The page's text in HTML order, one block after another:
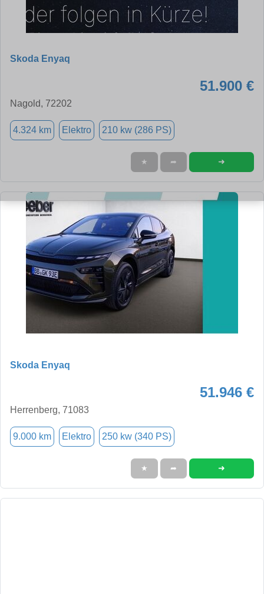
Skoda Enyaq
51.900 €
Nagold, 72202
4.324 km Elektro 210 kw (286 PS)
★ ➦ ➜
Skoda Enyaq
51.946 €
Herrenberg, 71083
9.000 km Elektro 250 kw (340 PS)
★ ➦ ➜